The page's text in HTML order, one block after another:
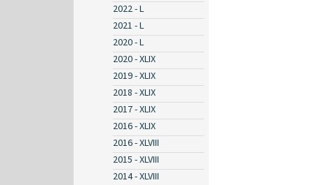
2022 - L
2021 - L
2020 - L
2020 - XLIX
2019 - XLIX
2018 - XLIX
2017 - XLIX
2016 - XLIX
2016 - XLVIII
2015 - XLVIII
2014 - XLVIII